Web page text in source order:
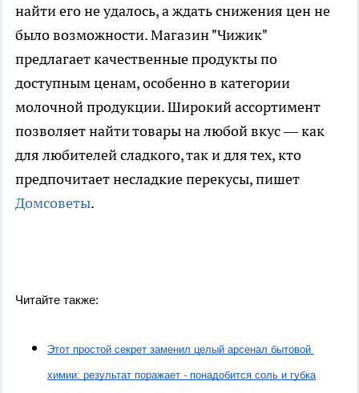
найти его не удалось, а ждать снижения цен не
было возможности. Магазин "Чижик"
предлагает качественные продукты по
доступным ценам, особенно в категории
молочной продукции. Широкий ассортимент
позволяет найти товары на любой вкус — как
для любителей сладкого, так и для тех, кто
предпочитает несладкие перекусы, пишет
Домсоветы.
Читайте также:
Этот простой секрет заменил целый арсенал бытовой
химии: результат поражает - понадобится соль и губка